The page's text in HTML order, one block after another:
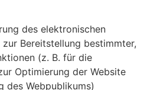
des elektronischen
Bereitstellung bestimmter,
(z. B. für die
Optimierung der Website
des Webpublikums)